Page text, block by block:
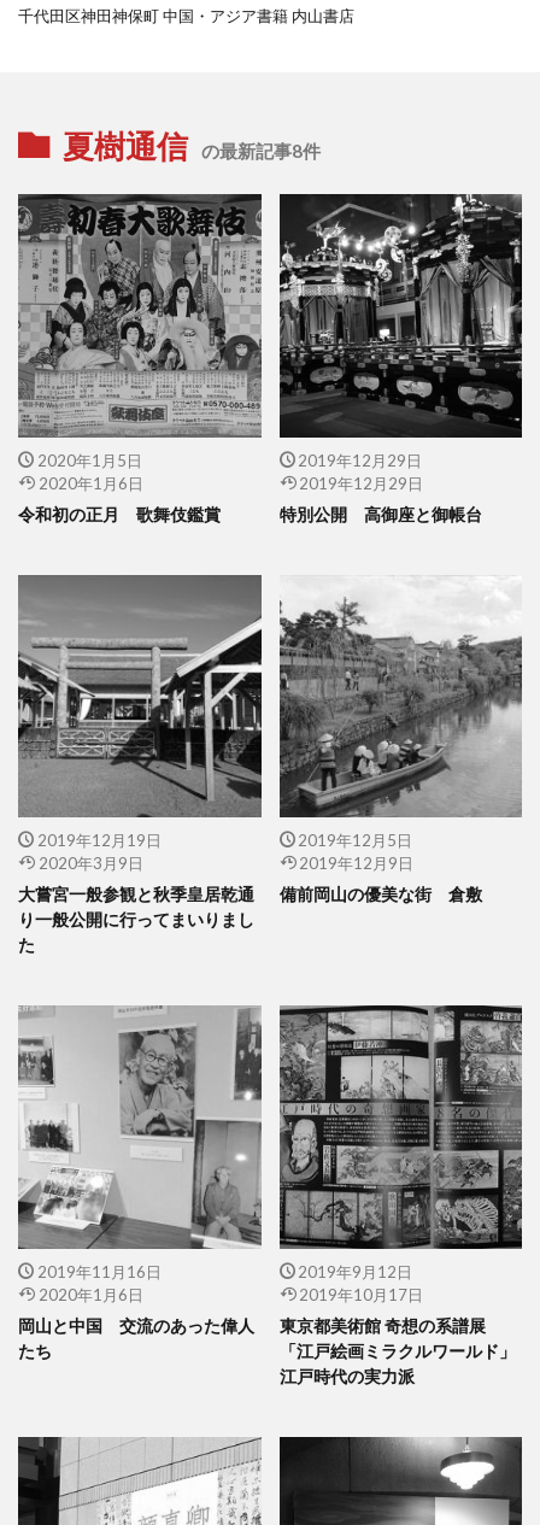
千代田区神田神保町 中国・アジア書籍 内山書店
夏樹通信 の最新記事8件
2020年1月5日
2020年1月6日
令和初の正月 歌舞伎鑑賞
2019年12月29日
2019年12月29日
特別公開 高御座と御帳台
2019年12月19日
2020年3月9日
大嘗宮一般参観と秋季皇居乾通
り一般公開に行ってまいりまし
た
2019年12月5日
2019年12月9日
備前岡山の優美な街 倉敷
2019年11月16日
2020年1月6日
岡山と中国 交流のあった偉人
たち
2019年9月12日
2019年10月17日
東京都美術館 奇想の系譜展
「江戸絵画ミラクルワールド」
江戸時代の実力派